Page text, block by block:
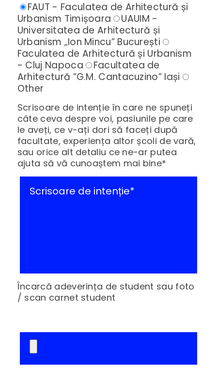
FAUT - Faculatea de Arhitectură și
Urbanism Timișoara
UAUIM -
Universitatea de Arhitectură și
Urbanism „Ion Mincu” București
Faculatea de Arhitectură și Urbanism
- Cluj Napoca
Facultatea de
Arhitectură ”G.M. Cantacuzino” Iași
Other
Scrisoare de intenție în care ne spuneți
câte ceva despre voi, pasiunile pe care
le aveți, ce v-ați dori să faceți după
facultate, experiența altor școli de vară,
sau orice alt detaliu ce ne-ar putea
ajuta să vă cunoaștem mai bine*
Încarcă adeverința de student sau foto
/ scan carnet student